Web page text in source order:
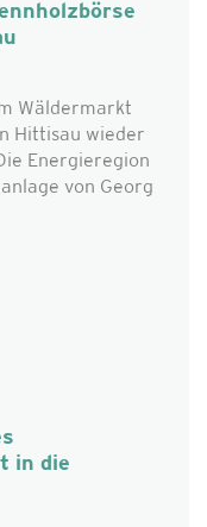
Wäldermarkt
Hittisau wieder
Energieregion
von Georg
in die